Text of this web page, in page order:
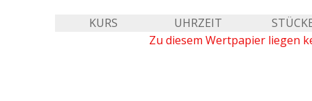
KURS UHRZEIT
Zu diesem Wertpapier liegen